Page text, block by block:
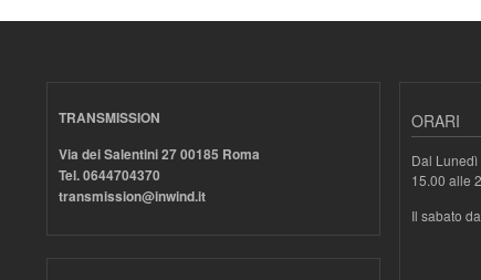
TRANSMISSION
Via dei Salentini 27 00185 Roma
Tel. 0644704370
transmission@inwind.it
ORARI
Dal
15.00 alle
Il sabato